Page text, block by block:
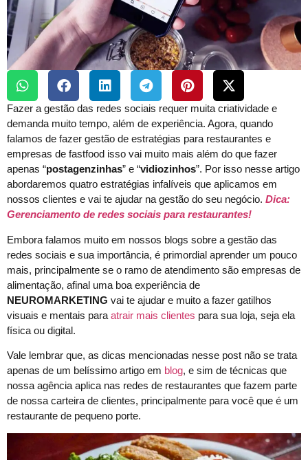
Fazer a gestão das redes sociais requer muita criatividade e
demanda muito tempo, além de experiência. Agora, quando
falamos de fazer gestão de estratégias para restaurantes e
empresas de fastfood isso vai muito mais além do que fazer
apenas “postagenzinhas” e “vidiozinhos”. Por isso nesse artigo
abordaremos quatro estratégias infalíveis que aplicamos em
nossos clientes e vai te ajudar na gestão do seu negócio. Dica:
Gerenciamento de redes sociais para restaurantes!
Embora falamos muito em nossos blogs sobre a gestão das
redes sociais e sua importância, é primordial aprender um pouco
mais, principalmente se o ramo de atendimento são empresas de
alimentação, afinal uma boa experiência de
NEUROMARKETING vai te ajudar e muito a fazer gatilhos
visuais e mentais para atrair mais clientes para sua loja, seja ela
física ou digital.
Vale lembrar que, as dicas mencionadas nesse post não se trata
apenas de um belíssimo artigo em blog, e sim de técnicas que
nossa agência aplica nas redes de restaurantes que fazem parte
de nossa carteira de clientes, principalmente para você que é um
restaurante de pequeno porte.